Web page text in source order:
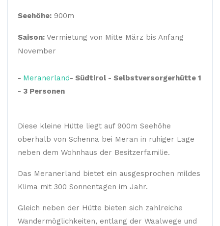
Seehöhe: 900m
Saison: Vermietung von Mitte März bis Anfang
November
- Meranerland- Südtirol - Selbstversorgerhütte 1
- 3 Personen
Diese kleine Hütte liegt auf 900m Seehöhe
oberhalb von Schenna bei Meran in ruhiger Lage
neben dem Wohnhaus der Besitzerfamilie.
Das Meranerland bietet ein ausgesprochen mildes
Klima mit 300 Sonnentagen im Jahr.
Gleich neben der Hütte bieten sich zahlreiche
Wandermöglichkeiten, entlang der Waalwege und